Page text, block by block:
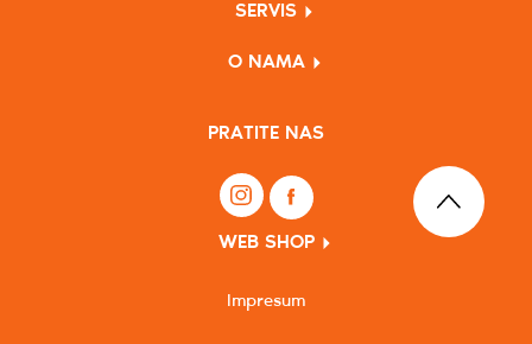
SERVIS
O NAMA
PRATITE NAS
WEB SHOP
Impresum